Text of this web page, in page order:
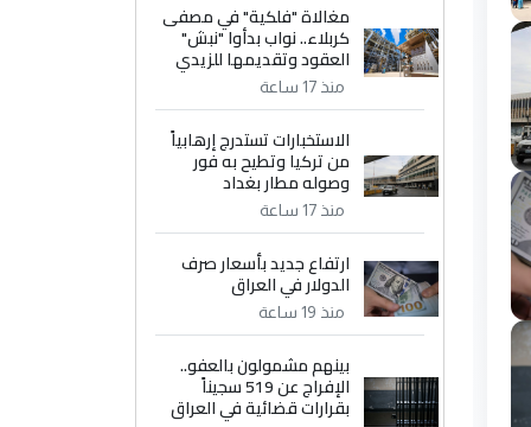
مغالاة "فلكية" في مصفى
كربلاء.. نواب بدأوا "نبش"
العقود وتقديمها للزيدي
منذ 17 ساعة
الاستخبارات تستدرج إرهابياً
من تركيا وتطيح به فور
وصوله مطار بغداد
منذ 17 ساعة
ارتفاع جديد بأسعار صرف
الدولار في العراق
منذ 19 ساعة
بينهم مشمولون بالعفو..
الإفراج عن 519 سجيناً
بقرارات قضائية في العراق